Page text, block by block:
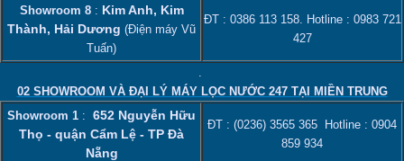
Showroom 8 : Kim Anh, Kim
Thành, Hải Dương (Điện máy Vũ
Tuấn)
ĐT : 0386 113 158‬. Hotline : 0983 721
427
02 SHOWROOM VÀ ĐẠI LÝ MÁY LỌC NƯỚC 247 TẠI MIỀN TRUNG
Showroom 1 : 652 Nguyễn Hữu
Thọ - quận Cẩm Lệ - TP Đà
Nẵng
ĐT : (0236) 3565 365 Hotline : 0904
859 934